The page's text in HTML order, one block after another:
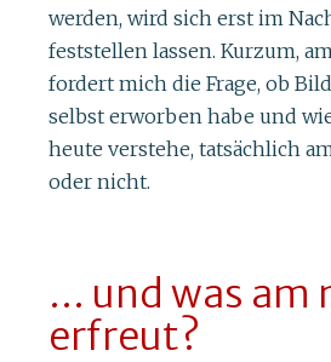
werden, wird sich erst im
feststellen lassen. Kurzum,
fordert mich die Frage, ob
selbst erworben habe und
heute verstehe, tatsächlich
oder nicht.
… und was am
erfreut?